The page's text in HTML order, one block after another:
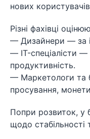
нових
Різні фахівці
— Дизайнери — за
— IT-спеціалісти —
продуктивність.
— Маркетологи та
просування,
Попри розвиток, у
щодо стабільності